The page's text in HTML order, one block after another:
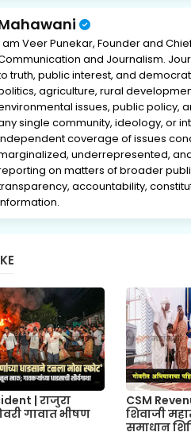
am Veer Punekar, Founder and
and Journalism.
truth, public interest, and
agriculture, rural
issues, public policy,
single community, ideology, or
coverage of issues
underrepresented,
on matters of broader
accountability,
| राजुरा
गावात भीषण
CSM
शिवाजी
समाधान